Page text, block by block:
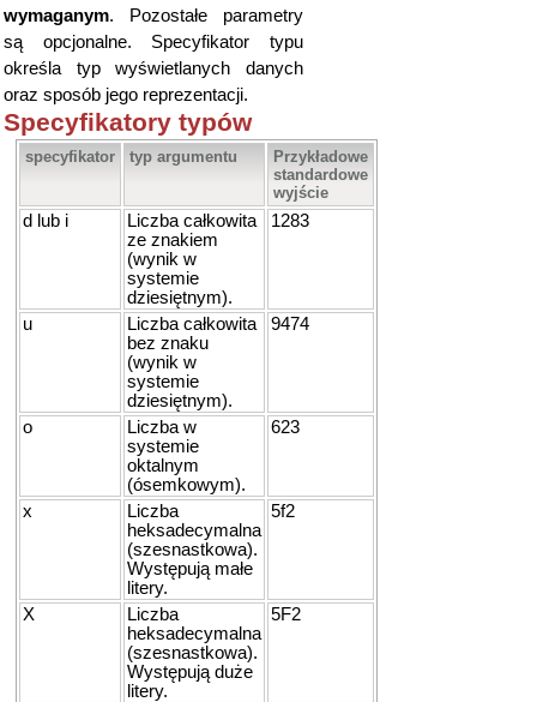
wymaganym. Pozostałe parametry
są opcjonalne. Specyfikator typu
określa typ wyświetlanych danych
oraz sposób jego reprezentacji.
Specyfikatory typów
specyfikator typ argumentu
Przykładowe
standardowe
wyjście
d lub i
Liczba całkowita
ze znakiem
(wynik w
systemie
dziesiętnym).
1283
u
Liczba całkowita
bez znaku
(wynik w
systemie
dziesiętnym).
9474
o
Liczba w
systemie
oktalnym
(ósemkowym).
623
x
Liczba
heksadecymalna
(szesnastkowa).
Występują małe
litery.
5f2
X
Liczba
heksadecymalna
(szesnastkowa).
Występują duże
litery.
5F2